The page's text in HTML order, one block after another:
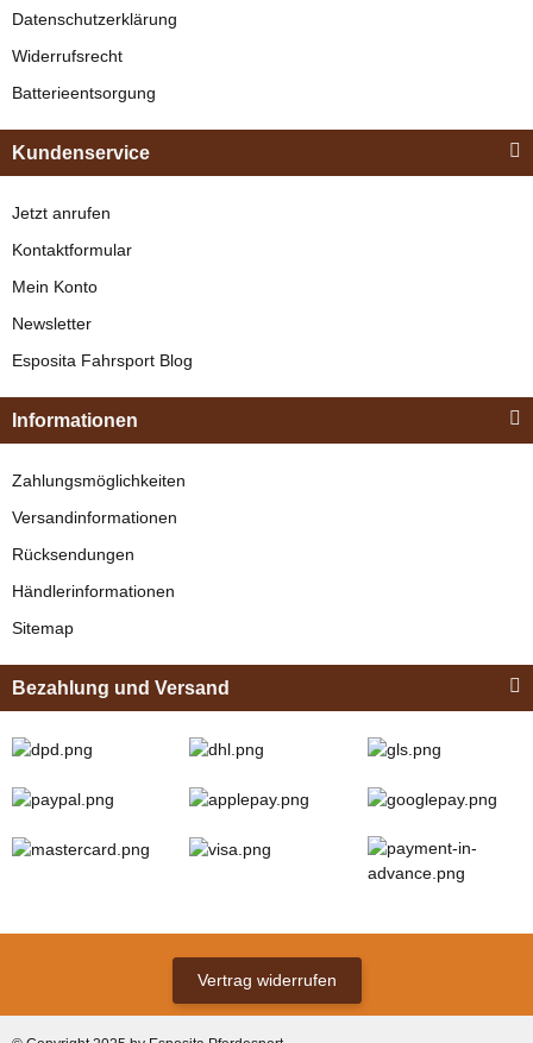
Datenschutzerklärung
Widerrufsrecht
Batterieentsorgung
Kundenservice
Jetzt anrufen
Kontaktformular
Mein Konto
Newsletter
Esposita Fahrsport Blog
Informationen
Zahlungsmöglichkeiten
Versandinformationen
Rücksendungen
Händlerinformationen
Sitemap
Bezahlung und Versand
Vertrag widerrufen